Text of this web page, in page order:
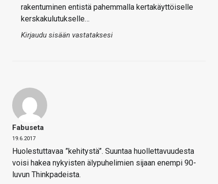
rakentuminen entistä pahemmalla kertakäyttöiselle
kerskakulutukselle…
Kirjaudu sisään vastataksesi
Fabuseta
19.6.2017
Huolestuttavaa ”kehitystä”. Suuntaa huollettavuudesta
voisi hakea nykyisten älypuhelimien sijaan enempi 90-
luvun Thinkpadeista.